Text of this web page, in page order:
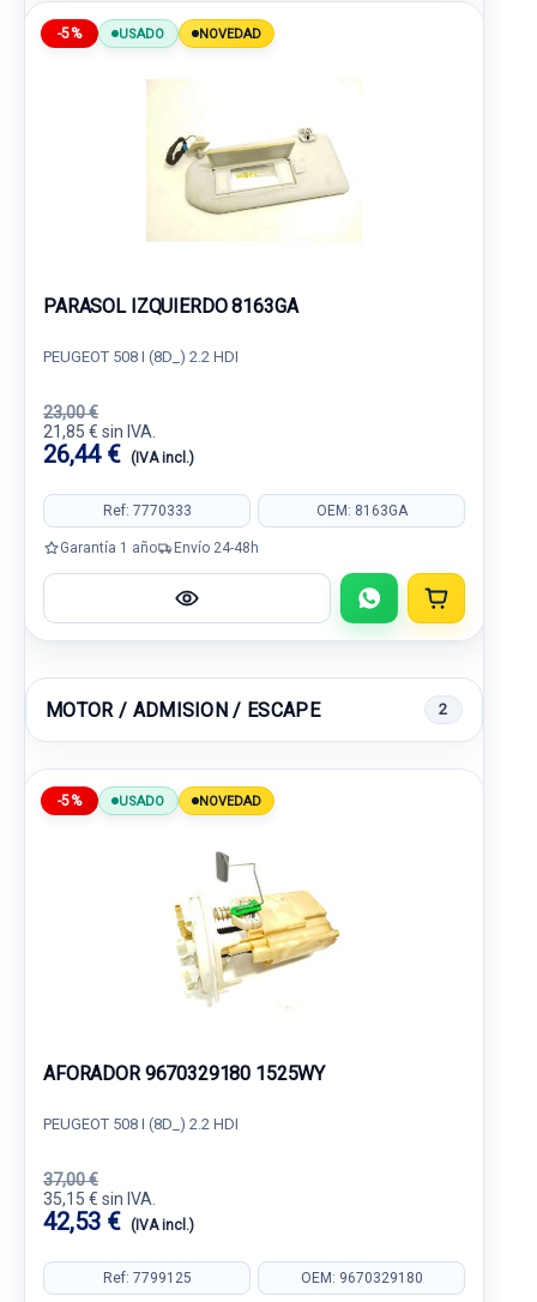
-5% USADO NOVEDAD
PARASOL IZQUIERDO 8163GA
PEUGEOT 508 I (8D_) 2.2 HDI
23,00 €
21,85 € sin IVA.
26,44 € (IVA incl.)
Ref: 7770333 OEM: 8163GA
Garantía 1 año Envío 24-48h
MOTOR / ADMISION / ESCAPE 2
-5% USADO NOVEDAD
AFORADOR 9670329180 1525WY
PEUGEOT 508 I (8D_) 2.2 HDI
37,00 €
35,15 € sin IVA.
42,53 € (IVA incl.)
Ref: 7799125 OEM: 9670329180